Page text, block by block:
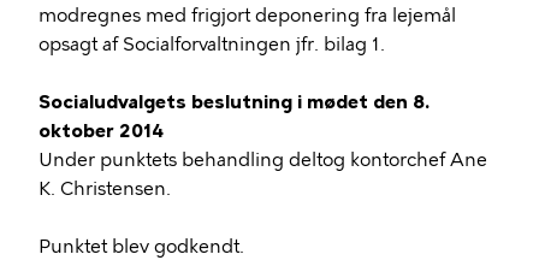
modregnes med frigjort deponering fra lejemål
opsagt af Socialforvaltningen jfr. bilag 1.
Socialudvalgets beslutning i mødet den 8.
oktober 2014
Under punktets behandling deltog kontorchef Ane
K. Christensen.
Punktet blev godkendt.